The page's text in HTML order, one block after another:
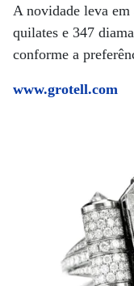
A novidade leva
quilates e 347
conforme a
www.grotell.com